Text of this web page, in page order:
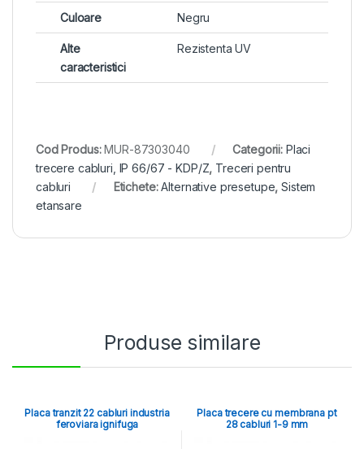
Culoare Negru
Alte
caracteristici
Rezistenta UV
Cod Produs:MUR-87303040 Categorii: Placi
trecere cabluri, IP 66/67 - KDP/Z, Treceri pentru
cabluri
Etichete:Alternative presetupe,Sistem
etansare
Produse similare
Placa tranzit 22 cabluri industria
feroviara ignifuga
Placa trecere cu membrana pt
28 cabluri 1-9 mm